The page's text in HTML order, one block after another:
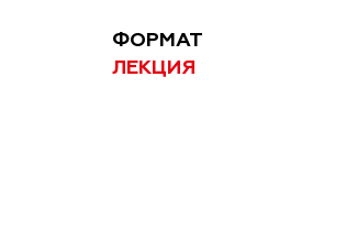
ФОРМАТ
ЛЕКЦИЯ